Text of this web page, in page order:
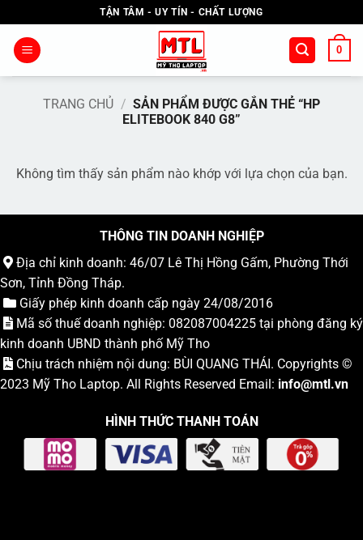
qua
nội
TẬN TÂM - UY TÍN - CHẤT LƯỢNG
0
TRANG CHỦ / SẢN PHẨM ĐƯỢC GẮN THẺ “HP
ELITEBOOK 840 G8”
Không tìm thấy sản phẩm nào khớp với lựa chọn của bạn.
THÔNG TIN DOANH NGHIỆP
Địa chỉ kinh doanh: 46/07 Lê Thị Hồng Gấm, Phường Thới
Sơn, Tỉnh Đồng Tháp.
Giấy phép kinh doanh cấp ngày 24/08/2016
Mã số thuế doanh nghiệp: 082087004225 tại phòng đăng ký
kinh doanh UBND thành phố Mỹ Tho
Chịu trách nhiệm nội dung: BÙI QUANG THÁI. Copyrights ©
2023 Mỹ Tho Laptop. All Rights Reserved Email: info@mtl.vn
HÌNH THỨC THANH TOÁN